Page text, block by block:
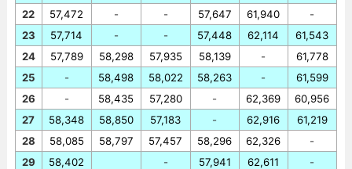
22
23
24
25
26
27
28
29
57,472
57,714
57,789
-
-
58,348
58,085
58,402
-
-
58,298
58,498
58,435
58,850
58,797
-
-
57,935
58,022
57,280
57,183
57,457
-
57,647
57,448
58,139
58,263
-
-
58,296
57,941
61,940
62,114
-
-
62,369
62,916
62,326
62,611
-
61,543
61,778
61,599
60,956
61,219
-
-